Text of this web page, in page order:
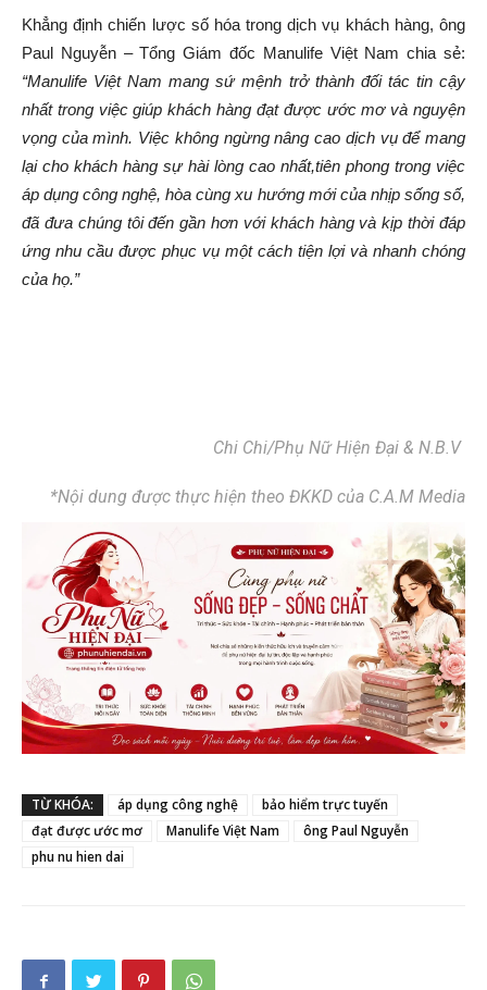
Khẳng định chiến lược số hóa trong dịch vụ khách hàng, ông
Paul Nguyễn – Tổng Giám đốc Manulife Việt Nam chia sẻ:
“Manulife Việt Nam mang sứ mệnh trở thành đối tác tin cậy
nhất trong việc giúp khách hàng đạt được ước mơ và nguyện
vọng của mình. Việc không ngừng nâng cao dịch vụ để mang
lại cho khách hàng sự hài lòng cao nhất,tiên phong trong việc
áp dụng công nghệ, hòa cùng xu hướng mới của nhịp sống số,
đã đưa chúng tôi đến gần hơn với khách hàng và kịp thời đáp
ứng nhu cầu được phục vụ một cách tiện lợi và nhanh chóng
của họ.”
Chi Chi/Phụ Nữ Hiện Đại & N.B.V
*Nội dung được thực hiện theo ĐKKD của C.A.M Media
TỪ KHÓA: áp dụng công nghệ
bảo hiểm trực tuyến
đạt được ước mơ
Manulife Việt Nam
ông Paul Nguyễn
phu nu hien dai